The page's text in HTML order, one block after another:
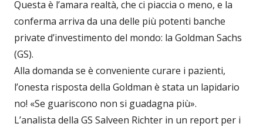
Questa è l’amara realtà, che ci piaccia o meno, e la
conferma arriva da una delle più potenti banche
private d’investimento del mondo: la Goldman Sachs
(GS).
Alla domanda se è conveniente curare i pazienti,
l’onesta risposta della Goldman è stata un lapidario
no! «Se guariscono non si guadagna più».
L’analista della GS Salveen Richter in un report per i